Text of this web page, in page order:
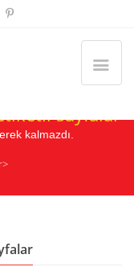
sayfalar
kalmazdı.